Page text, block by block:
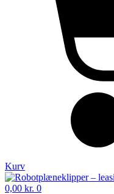
Kurv
0,00 kr. 0